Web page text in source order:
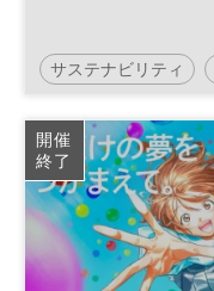
サステナビリティ
SDGs
参加無料
開催
終了